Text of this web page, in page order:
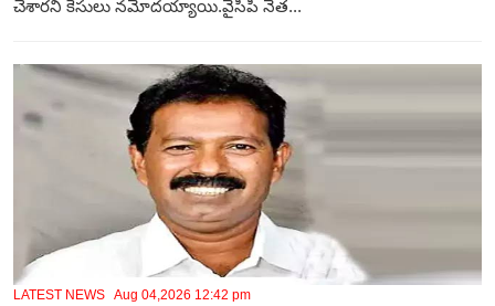
చేశారని కేసులు నమోదయ్యాయి.వైసీపీ నేత...
LATEST NEWS Aug 04,2026 12:42 pm